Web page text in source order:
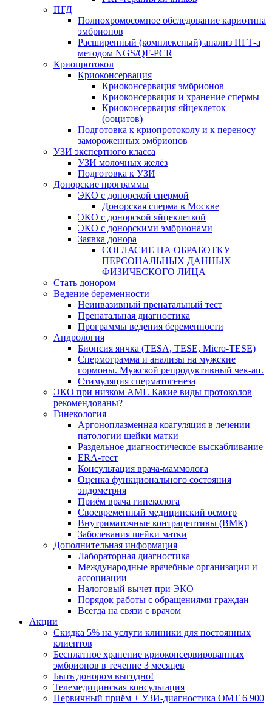
ПГД
Полнохромосомное обследование кариотипа
эмбрионов
Расширенный (комплексный) анализ ПГТ-а
методом NGS/QF-PCR
Криопротокол
Криоконсервация
Криоконсервация эмбрионов
Криоконсервация и хранение спермы
Криоконсервация яйцеклеток
(ооцитов)
Подготовка к криопротоколу и к переносу
замороженных эмбрионов
УЗИ экспертного класса
УЗИ молочных желёз
Подготовка к УЗИ
Донорские программы
ЭКО с донорской спермой
Донорская сперма в Москве
ЭКО с донорской яйцеклеткой
ЭКО с донорскими эмбрионами
Заявка донора
СОГЛАСИЕ НА ОБРАБОТКУ
ПЕРСОНАЛЬНЫХ ДАННЫХ
ФИЗИЧЕСКОГО ЛИЦА
Стать донором
Ведение беременности
Неинвазивный пренатальный тест
Пренатальная диагностика
Программы ведения беременности
Андрология
Биопсия яичка (TESA, TESE, Micro-TESE)
Спермограмма и анализы на мужские
гормоны. Мужской репродуктивный чек-ап.
Стимуляция сперматогенеза
ЭКО при низком АМГ. Какие виды протоколов
рекомендованы?
Гинекология
Аргоноплазменная коагуляция в лечении
патологии шейки матки
Раздельное диагностическое выскабливание
ERA-тест
Консультация врача-маммолога
Оценка функционального состояния
эндометрия
Приём врача гинеколога
Своевременный медицинский осмотр
Внутриматочные контрацептивы (ВМК)
Заболевания шейки матки
Дополнительная информация
Лабораторная диагностика
Международные врачебные организации и
ассоциации
Налоговый вычет при ЭКО
Порядок работы с обращениями граждан
Всегда на связи с врачом
Акции
Скидка 5% на услуги клиники для постоянных
клиентов
Бесплатное хранение криоконсервированных
эмбрионов в течение 3 месяцев
Быть донором выгодно!
Телемедицинская консультация
Первичный приём + УЗИ-диагностика ОМТ 6 900